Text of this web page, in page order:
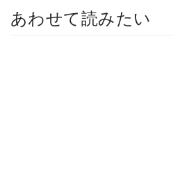
あわせて読みたい